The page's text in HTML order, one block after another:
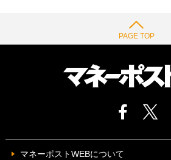
PAGE TOP
マネーポストWEBについて